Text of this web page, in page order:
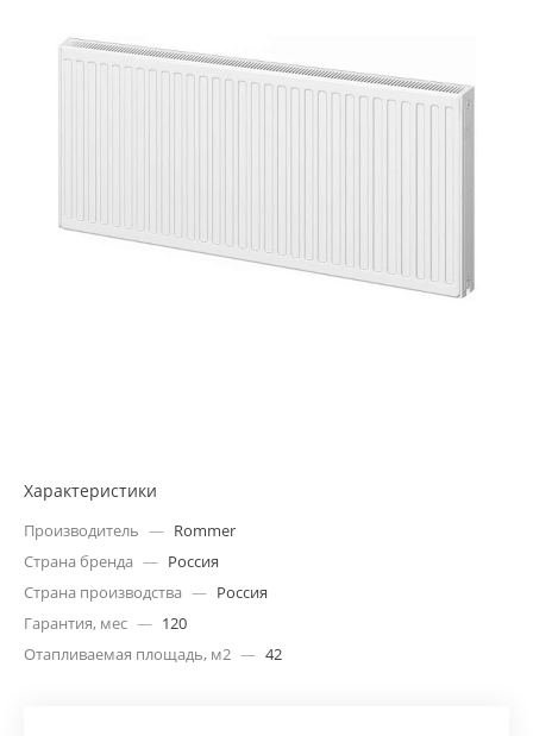
Характеристики
Производитель — Rommer
Страна бренда — Россия
Страна производства — Россия
Гарантия, мес — 120
Отапливаемая площадь, м2 — 42